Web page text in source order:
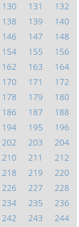
130 131
132
138 139
140
146 147
148
154 155
156
162 163
164
170 171
172
178 179
180
186 187
188
194 195
196
202 203
204
210 211
212
218 219
220
226 227
228
234 235
236
242 243
244